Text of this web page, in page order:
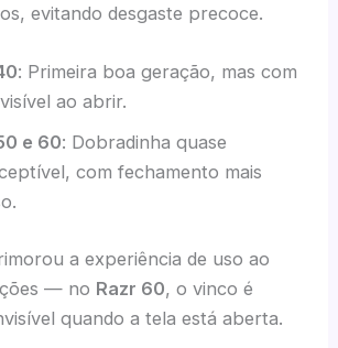
evitando desgaste precoce.
: Primeira boa geração, mas com
ao abrir.
e 60: Dobradinha quase
com fechamento mais
a experiência de uso ao
— no Razr 60, o vinco é
quando a tela está aberta.